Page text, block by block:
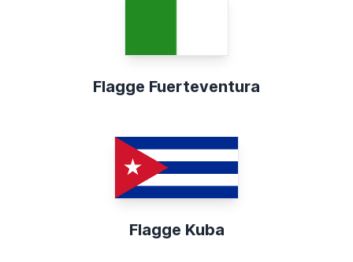
Flagge Fuerteventura
Flagge Kuba